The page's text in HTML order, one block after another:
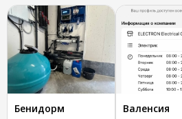
Бенидорм Валенсия